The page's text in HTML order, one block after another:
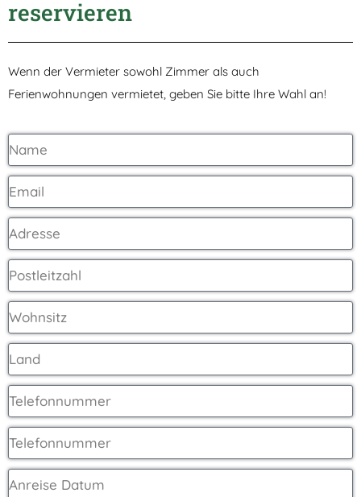
reservieren
Wenn der Vermieter sowohl Zimmer als auch
Ferienwohnungen vermietet, geben Sie bitte Ihre Wahl an!